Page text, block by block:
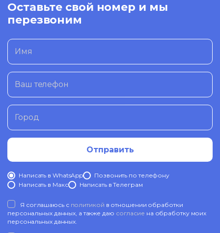
Оставьте свой номер и мы
перезвоним
Имя
Ваш телефон
Город
Отправить
Написать в WhatsApp
Позвонить по телефону
Написать в Mакс
Написать в Телеграм
Я соглашаюсь с политикой в отношении обработки
персональных данных, а также даю согласие на обработку моих
персональных данных.